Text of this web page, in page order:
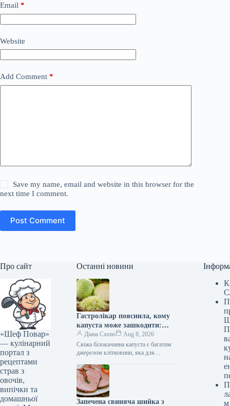
Email *
Website
Add Comment *
Save my name, email and website in this browser for the
next time I comment.
Post Comment
Про сайт
«Шеф Повар»
— кулінарний
портал з
рецептами
страв з
овочів,
випічки та
домашньої
Останні новини
Гастролікар пояснила, кому
капуста може зашкодити:
деталі на Gastronom.ru
Діана Сахно
Aug 8, 2026
Свіжа білокачанна капуста є багатим
джерелом клітковини, яка для
складовою для покращення травлення.
Однак у деяких…
Запечена свиняча шийка з
м